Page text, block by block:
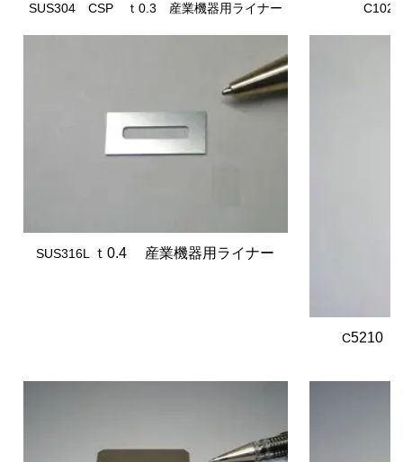
SUS304 CSP ｔ0.3 産業機器用ライナー
SUS316L ｔ0.4 産業機器用ライナー
C5210（